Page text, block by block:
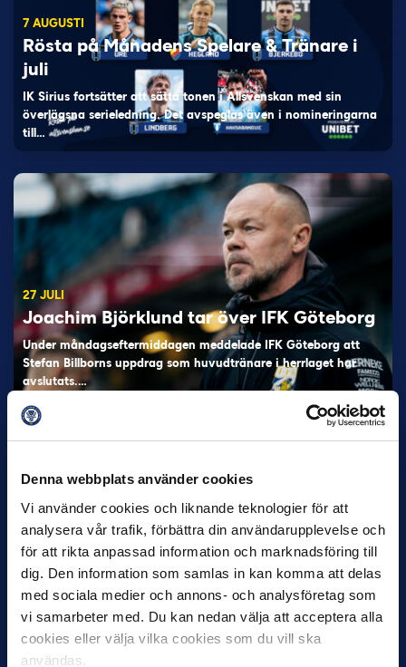
Denna webbplats använder cookies
Vi använder cookies och liknande teknologier för att
analysera vår trafik, förbättra din användarupplevelse och
för att rikta anpassad information och marknadsföring till
dig. Den information som samlas in kan komma att delas
med sociala medier och annons- och analysföretag som
vi samarbeter med. Du kan nedan välja att acceptera alla
cookies eller välja vilka cookies som du vill ska
användas.
7 AUGUSTI
Rösta på Månadens Spelare & Tränare i
juli
IK Sirius fortsätter att sätta tonen i Allsvenskan med sin
överlägsna serieledning. Det avspeglas även i nomineringarna
till…
27 JULI
Joachim Björklund tar över IFK Göteborg
Under måndagseftermiddagen meddelade IFK Göteborg att
Stefan Billborns uppdrag som huvudtränare i herrlaget har
avslutats.…
30 JUNI
Helstrup ny tränare i Malmö FF